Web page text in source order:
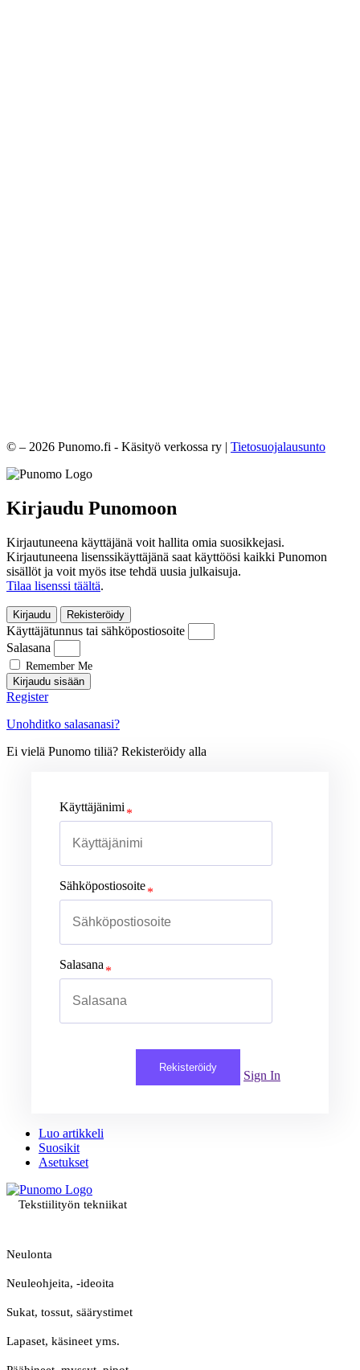
© – 2026 Punomo.fi - Käsityö verkossa ry | Tietosuojalausunto
Kirjaudu Punomoon
Kirjautuneena käyttäjänä voit hallita omia suosikkejasi.
Kirjautuneena lisenssikäyttäjänä saat käyttöösi kaikki Punomon
sisällöt ja voit myös itse tehdä uusia julkaisuja.
Tilaa lisenssi täältä.
Kirjaudu Rekisteröidy
Käyttäjätunnus tai sähköpostiosoite
Salasana
Remember Me
Kirjaudu sisään
Register
Unohditko salasanasi?
Ei vielä Punomo tiliä? Rekisteröidy alla
Käyttäjänimi
Sähköpostiosoite
Salasana
Rekisteröidy
Sign In
Luo artikkeli
Suosikit
Asetukset
Tekstiilityön tekniikat
Neulonta
Neuleohjeita, -ideoita
Sukat, tossut, säärystimet
Lapaset, käsineet yms.